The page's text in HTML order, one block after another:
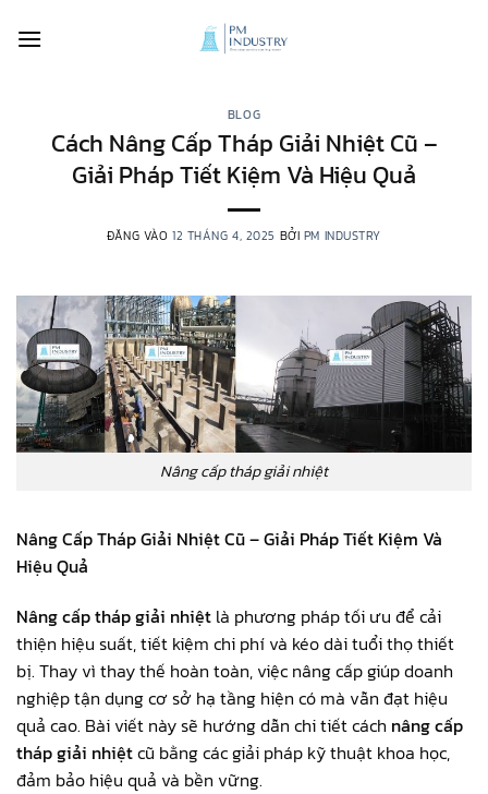
qua
BLOG
Cách Nâng Cấp Tháp Giải Nhiệt Cũ –
Giải Pháp Tiết Kiệm Và Hiệu Quả
ĐĂNG VÀO12 THÁNG 4, 2025 BỞI PM INDUSTRY
Nâng cấp tháp giải nhiệt
Nâng Cấp Tháp Giải Nhiệt Cũ– Giải Pháp Tiết Kiệm Và
Hiệu Quả
Nâng cấp tháp giải nhiệt là phương pháp tối ưu để cải
thiện hiệu suất, tiết kiệm chi phí và kéo dài tuổi thọ thiết
bị. Thay vì thay thế hoàn toàn, việc nâng cấp giúp doanh
nghiệp tận dụng cơ sở hạ tầng hiện có mà vẫn đạt hiệu
quả cao. Bài viết này sẽ hướng dẫn chi tiết cách nâng cấp
tháp giải nhiệtcũ bằng các giải pháp kỹ thuật khoa học,
đảm bảo hiệu quả và bền vững.